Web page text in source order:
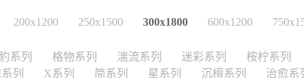
200x1200 250x1500 300x1800 600x1200
豹系列 格物系列 湍流系列 迷彩系列 桉柠系列
列 X系列 简系列 星系列 沉檀系列 治愈系